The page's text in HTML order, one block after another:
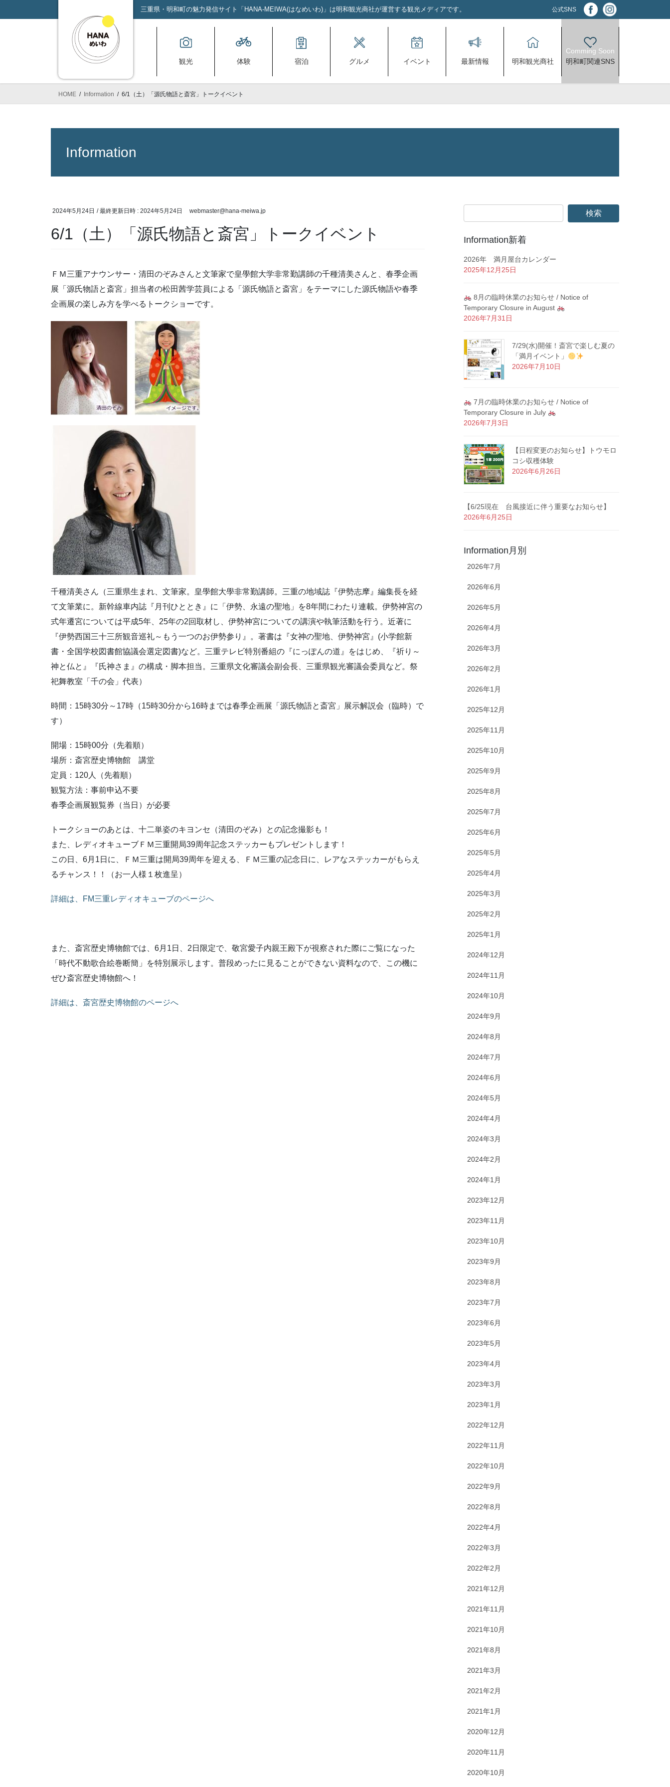
ン
ビ
三重県・明和町の魅力発信サイト「HANA-MEIWA(はなめいわ)」は明和観光商社が運営する観光メディアです。 公式SNS
観光 体験 宿泊 グルメ イベント 最新情報 明和観光商社 明和町関連SNS
HOME Information 6/1（土）「源氏物語と斎宮」トークイベント
Information
2024年5月24日 / 最終更新日時 : 2024年5月24日 webmaster@hana-meiwa.jp
6/1（土）「源氏物語と斎宮」トークイベント
ＦＭ三重アナウンサー・清田のぞみさんと文筆家で皇學館大学非常勤講師の千種清美さんと、春季企画
展「源氏物語と斎宮」担当者の松田茜学芸員による「源氏物語と斎宮」をテーマにした源氏物語や春季
企画展の楽しみ方を学べるトークショーです。
千種清美さん（三重県生まれ、文筆家。皇學館大學非常勤講師。三重の地域誌『伊勢志摩』編集長を経
て文筆業に。新幹線車内誌『月刊ひととき』に「伊勢、永遠の聖地」を8年間にわたり連載。伊勢神宮の
式年遷宮については平成5年、25年の2回取材し、伊勢神宮についての講演や執筆活動を行う。近著に
『伊勢西国三十三所観音巡礼～もう一つのお伊勢参り』。著書は『女神の聖地、伊勢神宮』(小学館新
書・全国学校図書館協議会選定図書)など。三重テレビ特別番組の『にっぽんの道』をはじめ、『祈り～
神と仏と』『氏神さま』の構成・脚本担当。三重県文化審議会副会長、三重県観光審議会委員など。祭
祀舞教室「千の会」代表）
時間：15時30分～17時（15時30分から16時までは春季企画展「源氏物語と斎宮」展示解説会（臨時）で
す）
開場：15時00分（先着順）
場所：斎宮歴史博物館 講堂
定員：120人（先着順）
観覧方法：事前申込不要
春季企画展観覧券（当日）が必要
トークショーのあとは、十二単姿のキヨンセ（清田のぞみ）との記念撮影も！
また、レディオキューブＦＭ三重開局39周年記念ステッカーもプレゼントします！
この日、6月1日に、ＦＭ三重は開局39周年を迎える、ＦＭ三重の記念日に、レアなステッカーがもらえ
るチャンス！！（お一人様１枚進呈）
詳細は、FM三重レディオキューブのページへ
また、斎宮歴史博物館では、6月1日、2日限定で、敬宮愛子内親王殿下が視察された際にご覧になった
「時代不動歌合絵巻断簡」を特別展示します。普段めったに見ることができない資料なので、この機に
ぜひ斎宮歴史博物館へ！
詳細は、斎宮歴史博物館のページへ
Information新着
2026年 満月屋台カレンダー
2025年12月25日
8月の臨時休業のお知らせ / Notice of
Temporary Closure in August
2026年7月31日
7/29(水)開催！斎宮で楽しむ夏の
「満月イベント」
2026年7月10日
7月の臨時休業のお知らせ / Notice of
Temporary Closure in July
2026年7月3日
【日程変更のお知らせ】トウモロ
コシ収穫体験
2026年6月26日
【6/25現在 台風接近に伴う重要なお知らせ】
2026年6月25日
Information月別
2026年7月
2026年6月
2026年5月
2026年4月
2026年3月
2026年2月
2026年1月
2025年12月
2025年11月
2025年10月
2025年9月
2025年8月
2025年7月
2025年6月
2025年5月
2025年4月
2025年3月
2025年2月
2025年1月
2024年12月
2024年11月
2024年10月
2024年9月
2024年8月
2024年7月
2024年6月
2024年5月
2024年4月
2024年3月
2024年2月
2024年1月
2023年12月
2023年11月
2023年10月
2023年9月
2023年8月
2023年7月
2023年6月
2023年5月
2023年4月
2023年3月
2023年1月
2022年12月
2022年11月
2022年10月
2022年9月
2022年8月
2022年4月
2022年3月
2022年2月
2021年12月
2021年11月
2021年10月
2021年8月
2021年3月
2021年2月
2021年1月
2020年12月
2020年11月
2020年10月